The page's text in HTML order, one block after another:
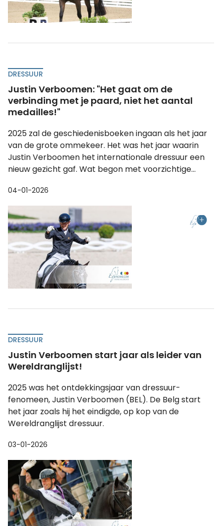
DRESSUUR
Justin Verboomen: "Het gaat om de
verbinding met je paard, niet het aantal
medailles!"
2025 zal de geschiedenisboeken ingaan als het jaar
van de grote ommekeer. Het was het jaar waarin
Justin Verboomen het internationale dressuur een
nieuw gezicht gaf. Wat begon met voorzichtige...
04-01-2026
DRESSUUR
Justin Verboomen start jaar als leider van
Wereldranglijst!
2025 was het ontdekkingsjaar van dressuur-
fenomeen, Justin Verboomen (BEL). De Belg start
het jaar zoals hij het eindigde, op kop van de
Wereldranglijst dressuur.
03-01-2026